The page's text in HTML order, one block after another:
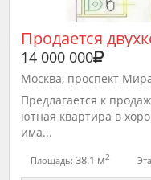
Продается
14 000 000
Москва, проспект
Предлагается к
ютная квартира в
има...
Площадь: 38.1 м2